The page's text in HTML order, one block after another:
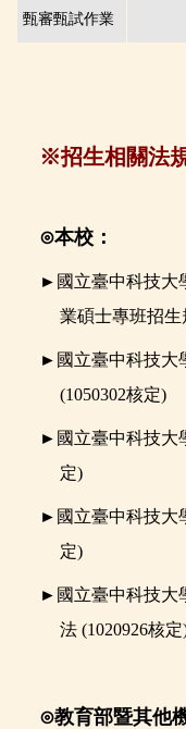
甄審甄試作業
※招生相關法
⊙本校：
► 國立臺中科技大
業碩士專班招生
► 國立臺中科技大
(1050302核定)
► 國立臺中科技大
定)
► 國立臺中科技大
定)
► 國立臺中科技大
法 (1020926核定
⊙教育部暨其他